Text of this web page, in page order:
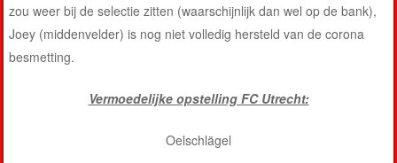
zou weer bij de selectie zitten (waarschijnlijk dan wel op de bank),
Joey (middenvelder) is nog niet volledig hersteld van de corona
besmetting.
Vermoedelijke opstelling FC Utrecht:
Oelschlägel